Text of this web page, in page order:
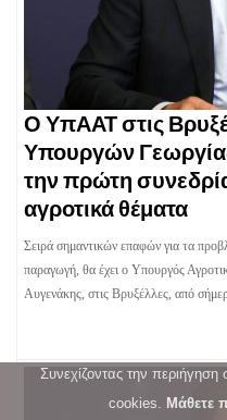
Ο ΥπΑΑΤ στις
Υπουργών Γεωργίας
την πρώτη
αγροτικά θέματα
Σειρά σημαντικών επαφών για τα
παραγωγή, θα έχει ο Υπουργός
Αυγενάκης, στις Βρυξέλλες, από
Συνεχίζοντας την
cookies. Μάθετε